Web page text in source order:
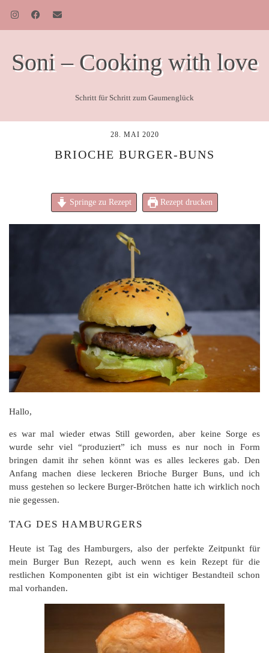
Soni – Cooking with love
Schritt für Schritt zum Gaumenglück
28. MAI 2020
BRIOCHE BURGER-BUNS
Springe zu Rezept Rezept drucken
Hallo,
es war mal wieder etwas Still geworden, aber keine Sorge es
wurde sehr viel “produziert” ich muss es nur noch in Form
bringen damit ihr sehen könnt was es alles leckeres gab. Den
Anfang machen diese leckeren Brioche Burger Buns, und ich
muss gestehen so leckere Burger-Brötchen hatte ich wirklich noch
nie gegessen.
TAG DES HAMBURGERS
Heute ist Tag des Hamburgers, also der perfekte Zeitpunkt für
mein Burger Bun Rezept, auch wenn es kein Rezept für die
restlichen Komponenten gibt ist ein wichtiger Bestandteil schon
mal vorhanden.